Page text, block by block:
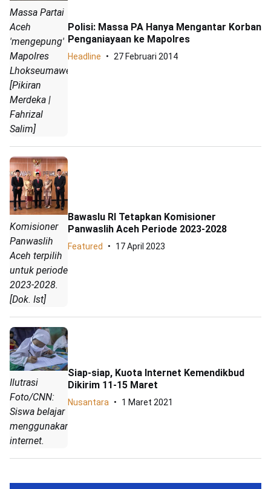
Massa Partai
Aceh
'mengepung'
Mapolres
Lhokseumawe.
[Pikiran
Merdeka |
Fahrizal
Salim]
Polisi: Massa PA Hanya Mengantar Korban
Penganiayaan ke Mapolres
Headline 27 Februari 2014
Komisioner
Panwaslih
Aceh terpilih
untuk periode
2023-2028.
[Dok. Ist]
Bawaslu RI Tetapkan Komisioner
Panwaslih Aceh Periode 2023-2028
Featured 17 April 2023
Ilutrasi
Foto/CNN:
Siswa belajar
menggunakan
internet.
Siap-siap, Kuota Internet Kemendikbud
Dikirim 11-15 Maret
Nusantara 1 Maret 2021